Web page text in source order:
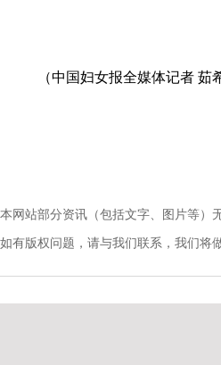
（中国妇女报全媒体记者 茹希
本网站部分资讯（包括文字、图片等）
如有版权问题，请与我们联系，我们将